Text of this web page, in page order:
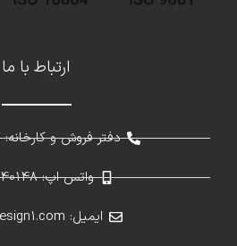
ارتباط با ما
دفتر فروش و کارخانه: 02691301060
واتس اپ: 09924040148
ایمیل: info@zdesign1.com